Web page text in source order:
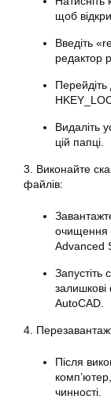
щоб
Введіть
редактор
Перейдіть
Видаліть
цій папці.
3. Виконайте
файлів:
очищення
Advanced
Запустіть
залишкові
AutoCAD.
4.
Після
чинності.